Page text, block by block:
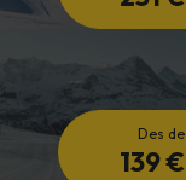
Des de
139 €